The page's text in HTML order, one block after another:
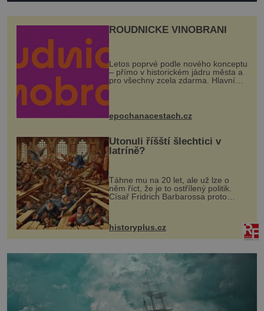
ROUDNICKÉ VINOBRANÍ
Letos poprvé podle nového konceptu
– přímo v historickém jádru města a
pro všechny zcela zdarma. Hlavní
program se odehraje na Karlově a
mohou těšit na víno, burčák, pes...
epochanacestach.cz
Utonuli říšští šlechtici v
latríně?
Táhne mu na 20 let, ale už lze o
něm říct, že je to ostřílený politik.
Císař Fridrich Barbarossa proto
posílá svého syna a dědice Jindřicha
VI. do Erfurtu, aby se stal
prostředníkem při řešení sporu m...
historyplus.cz